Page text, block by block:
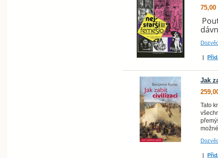
75,00
|
Jak
Tato
|